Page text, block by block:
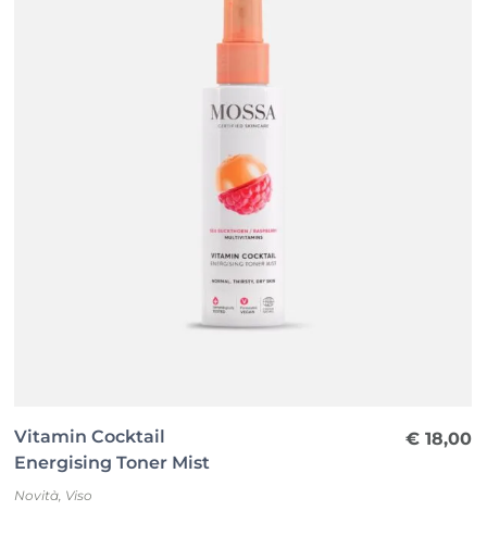
Vitamin Cocktail
Energising Toner Mist
Novità, Viso
€ 18,00